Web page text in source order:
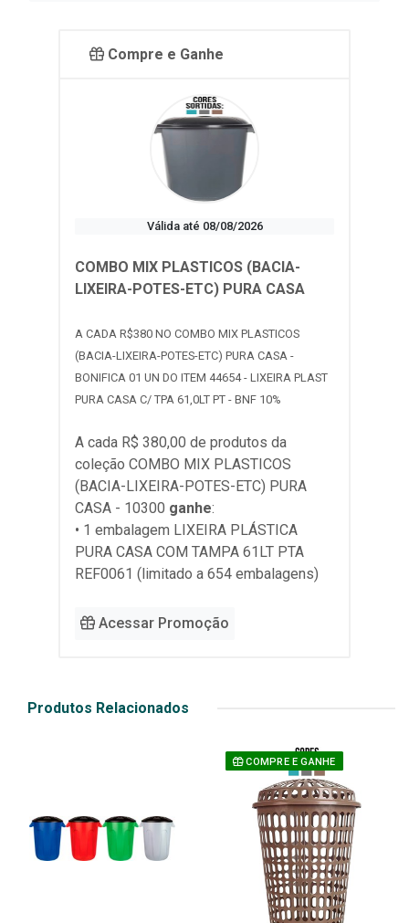
Compre e Ganhe
Válida até 08/08/2026
COMBO MIX PLASTICOS (BACIA-
LIXEIRA-POTES-ETC) PURA CASA
A CADA R$380 NO COMBO MIX PLASTICOS
(BACIA-LIXEIRA-POTES-ETC) PURA CASA -
BONIFICA 01 UN DO ITEM 44654 - LIXEIRA PLAST
PURA CASA C/ TPA 61,0LT PT - BNF 10%
A cada R$ 380,00 de produtos da
coleção COMBO MIX PLASTICOS
(BACIA-LIXEIRA-POTES-ETC) PURA
CASA - 10300 ganhe:
• 1 embalagem LIXEIRA PLÁSTICA
PURA CASA COM TAMPA 61LT PTA
REF0061 (limitado a 654 embalagens)
Acessar Promoção
Produtos Relacionados
COMPRE E GANHE